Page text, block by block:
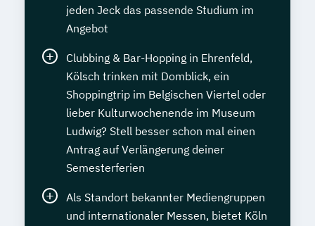
jeden Jeck das passende Studium im
Angebot
Clubbing & Bar-Hopping in Ehrenfeld,
Kölsch trinken mit Domblick, ein
Shoppingtrip im Belgischen Viertel oder
lieber Kulturwochenende im Museum
Ludwig? Stell besser schon mal einen
Antrag auf Verlängerung deiner
Semesterferien
Als Standort bekannter Mediengruppen
und internationaler Messen, bietet Köln